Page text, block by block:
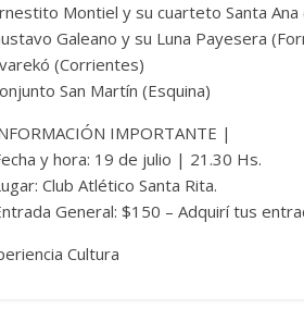
Montiel y su cuarteto Santa Ana
Galeano y su Luna Payesera
(Corrientes)
San Martín (Esquina)
IMPORTANTE |
y hora: 19 de julio | 21.30 Hs.
Club Atlético Santa Rita.
General: $150 – Adquirí tus
Cultura